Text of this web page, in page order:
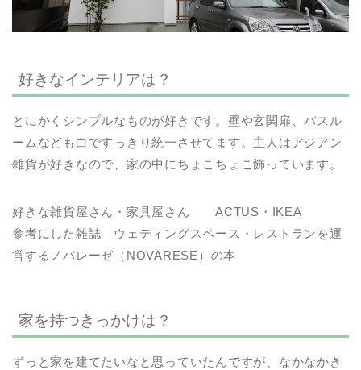
好きなインテリアは？
とにかくシンプルなものが好きです。壁や玄関扉、バスル
ームなども白ですっきり統一させてます。主人はアジアン
雑貨が好きなので、家の中にちょこちょこ飾っています。
好きな雑貨屋さん・家具屋さん ACTUS・IKEA
参考にした雑誌 ウェディングスペース・レストランを運
営するノバレーゼ（NOVARESE）の本
家を持つきっかけは？
ずっと家を建てたいなと思っていたんですが、なかなかき